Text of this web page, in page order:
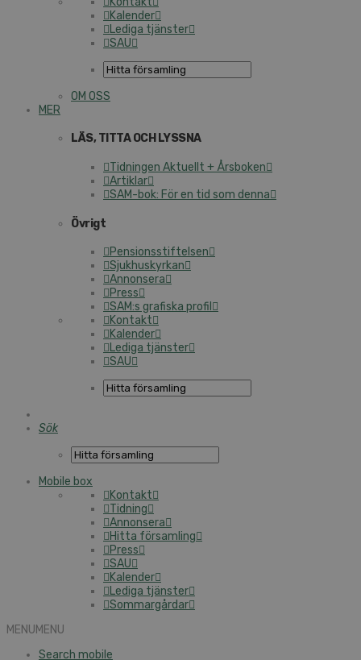
Kalender
Lediga tjänster
SAU
OM OSS
MER
LÄS, TITTA OCH LYSSNA
Tidningen Aktuellt + Årsboken
Artiklar
SAM-bok: För en tid som denna
Övrigt
Pensionsstiftelsen
Sjukhuskyrkan
Annonsera
Press
SAM:s grafiska profil
Kontakt
Kalender
Lediga tjänster
SAU
Sök
Mobile box
Kontakt
Tidning
Annonsera
Hitta församling
Press
SAU
Kalender
Lediga tjänster
Sommargårdar
MENUMENU
Search mobile